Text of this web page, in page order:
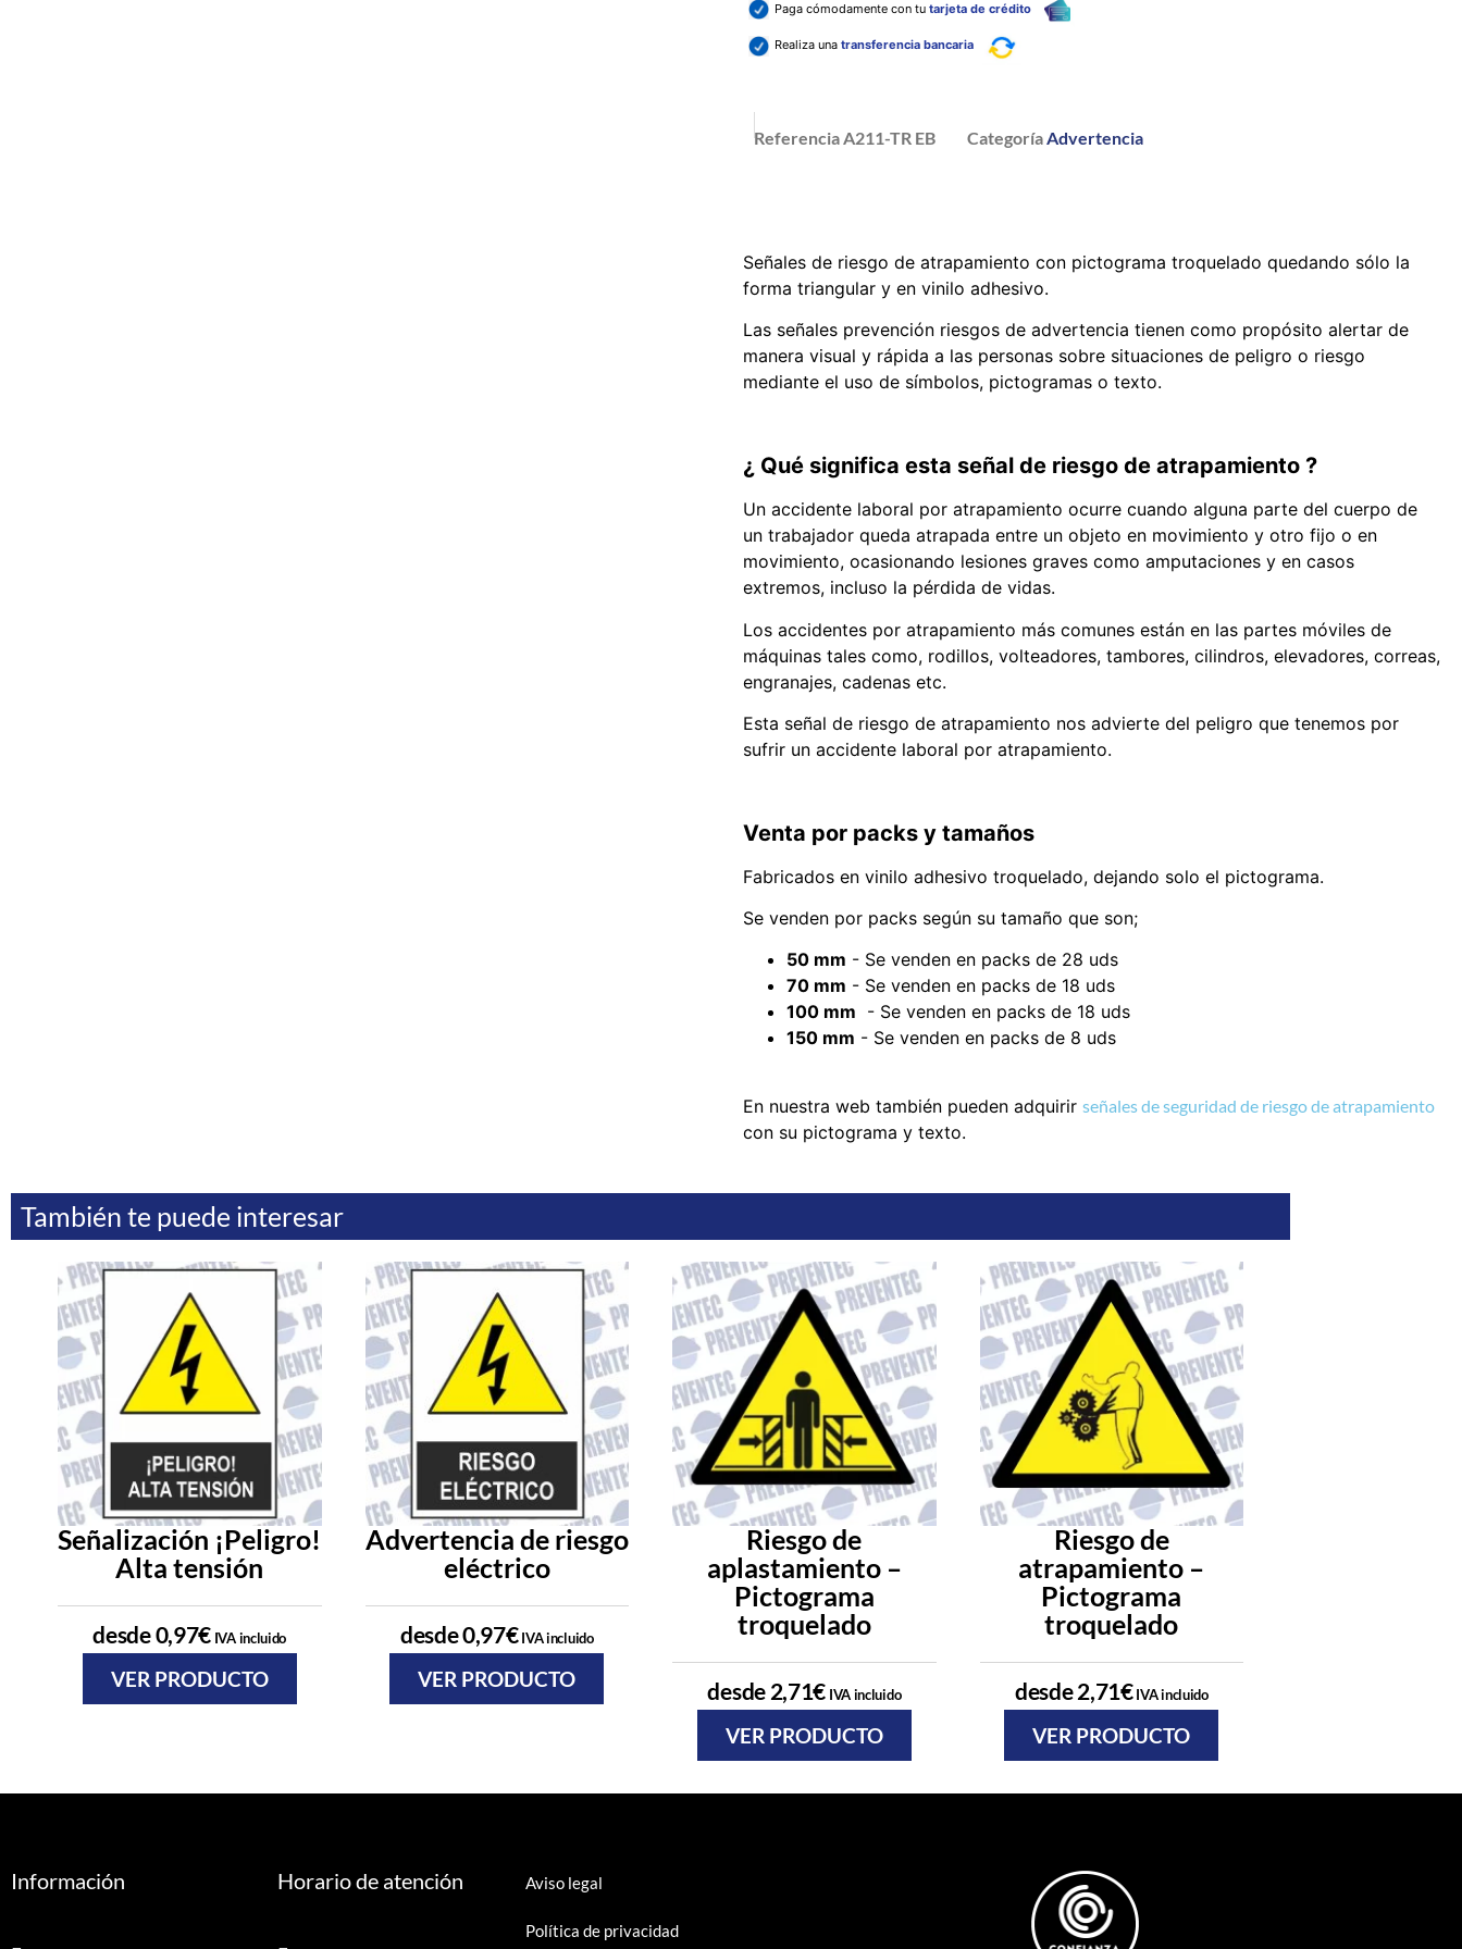
Paga cómodamente con tu tarjeta de crédito
Realiza una transferencia bancaria
ReferenciaA211-TR EB CategoríaAdvertencia
Señales de riesgo de atrapamiento con pictograma troquelado quedando sólo la
forma triangular y en vinilo adhesivo.
Las señales prevención riesgos de advertencia tienen como propósito alertar de
manera visual y rápida a las personas sobre situaciones de peligro o riesgo
mediante el uso de símbolos, pictogramas o texto.
¿ Qué significa esta señal de riesgo de atrapamiento ?
Un accidente laboral por atrapamiento ocurre cuando alguna parte del cuerpo de
un trabajador queda atrapada entre un objeto en movimiento y otro fijo o en
movimiento, ocasionando lesiones graves como amputaciones y en casos
extremos, incluso la pérdida de vidas.
Los accidentes por atrapamiento más comunes están en las partes móviles de
máquinas tales como, rodillos, volteadores, tambores, cilindros, elevadores, correas,
engranajes, cadenas etc.
Esta señal de riesgo de atrapamiento nos advierte del peligro que tenemos por
sufrir un accidente laboral por atrapamiento.
Venta por packs y tamaños
Fabricados en vinilo adhesivo troquelado, dejando solo el pictograma.
Se venden por packs según su tamaño que son;
50 mm - Se venden en packs de 28 uds
70 mm - Se venden en packs de 18 uds
100 mm - Se venden en packs de 18 uds
150 mm - Se venden en packs de 8 uds
En nuestra web también pueden adquirir señales de seguridad de riesgo de atrapamiento
con su pictograma y texto.
También te puede interesar
Señalización ¡Peligro!
Alta tensión
desde0,97€ IVA incluido
VER PRODUCTO
Advertencia de riesgo
eléctrico
desde0,97€IVA incluido
VER PRODUCTO
Riesgo de
aplastamiento –
Pictograma
troquelado
desde 2,71€ IVA incluido
VER PRODUCTO
Riesgo de
atrapamiento –
Pictograma
troquelado
desde2,71€IVA incluido
VER PRODUCTO
Información Horario de atención Aviso legal
Política de privacidad